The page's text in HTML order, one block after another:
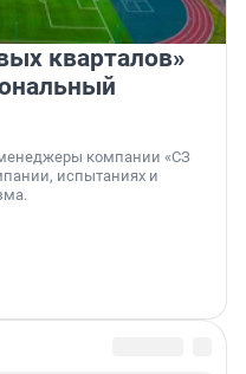
кварталов»
компании «СЗ
испытаниях и